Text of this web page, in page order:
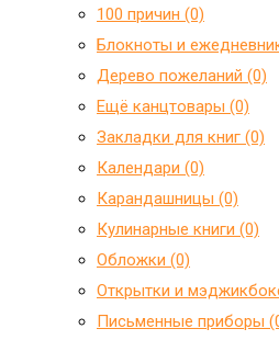
100 причин (0)
Блокноты и
Дерево пожеланий (0)
Ещё канцтовары (0)
Закладки для книг (0)
Календари (0)
Карандашницы (0)
Кулинарные книги (0)
Обложки (0)
Открытки и
Письменные приборы